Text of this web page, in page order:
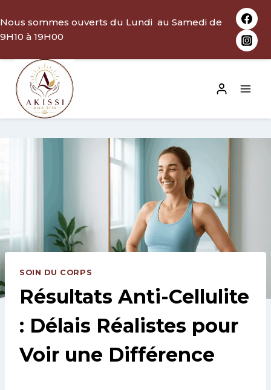
au
contenu
Nous sommes ouverts du Lundi au Samedi de
9H10 à 19H00
SOIN DU CORPS
Résultats Anti-Cellulite
: Délais Réalistes pour
Voir une Différence